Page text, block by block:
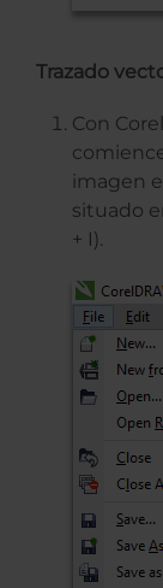
Trazado
Con
imagen
situado
+ I).